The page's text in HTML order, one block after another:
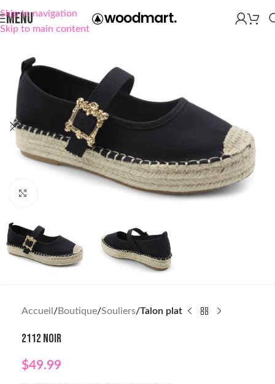
Skip to navigation
Skip to main content
MENU
Accueil Boutique Souliers Talon plat
2112 NOIR
$49.99